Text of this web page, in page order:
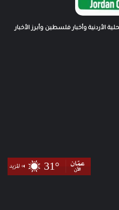
الأردنية وأخبار فلسطين وأبرز الأخبار